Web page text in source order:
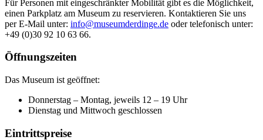
Für Personen mit eingeschränkter Mobilität gibt es die Möglichkeit,
einen Parkplatz am Museum zu reservieren. Kontaktieren Sie uns
per E-Mail unter: info@museumderdinge.de oder telefonisch unter:
+49 (0)30 92 10 63 66.
Öffnungszeiten
Das Museum ist geöffnet:
Donnerstag – Montag, jeweils 12 – 19 Uhr
Dienstag und Mittwoch geschlossen
Eintrittspreise